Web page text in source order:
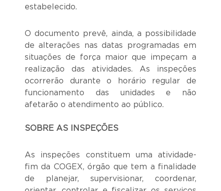
estabelecido.
O documento prevê, ainda, a possibilidade
de alterações nas datas programadas em
situações de força maior que impeçam a
realização das atividades. As inspeções
ocorrerão durante o horário regular de
funcionamento das unidades e não
afetarão o atendimento ao público.
SOBRE AS INSPEÇÕES
As inspeções constituem uma atividade-
fim da COGEX, órgão que tem a finalidade
de planejar, supervisionar, coordenar,